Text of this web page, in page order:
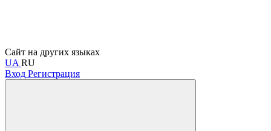
Сайт на других языках
UA RU
Вход Регистрация